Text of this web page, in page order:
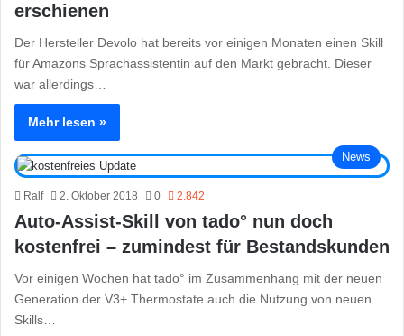
erschienen
Der Hersteller Devolo hat bereits vor einigen Monaten einen Skill
für Amazons Sprachassistentin auf den Markt gebracht. Dieser
war allerdings…
Mehr lesen »
News
Ralf 2. Oktober 2018 0 2.842
Auto-Assist-Skill von tado° nun doch
kostenfrei – zumindest für Bestandskunden
Vor einigen Wochen hat tado° im Zusammenhang mit der neuen
Generation der V3+ Thermostate auch die Nutzung von neuen
Skills…